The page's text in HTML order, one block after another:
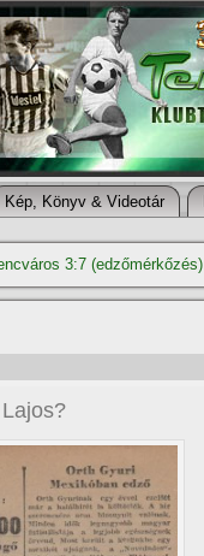
Kép, Könyv & Videotár
3:7 (edzőmérkőzés)